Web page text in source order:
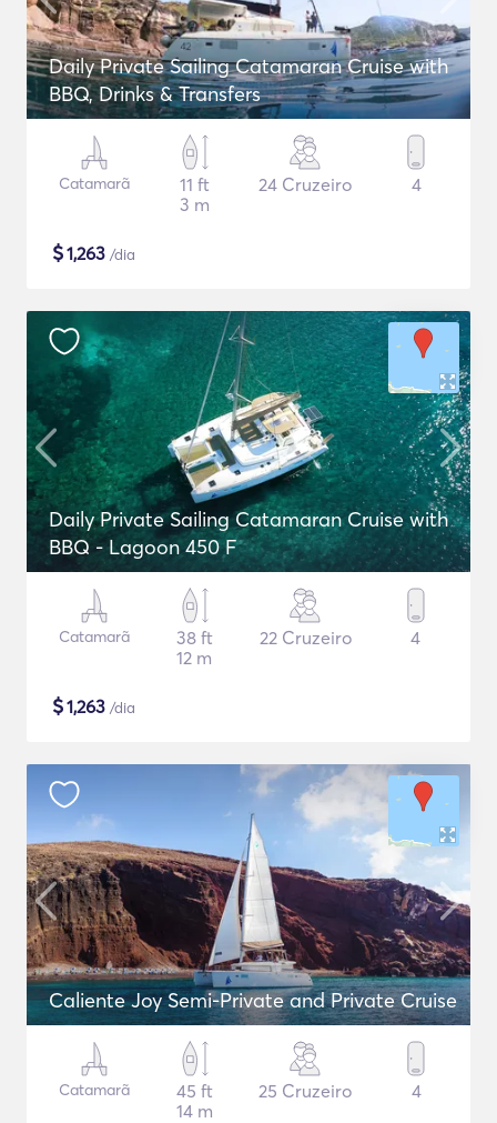
Daily Private Sailing Catamaran Cruise with
BBQ, Drinks & Transfers
Catamarã
11 ft
3 m
24 Cruzeiro 4
$1,263 /dia
Daily Private Sailing Catamaran Cruise with
BBQ - Lagoon 450 F
Catamarã
38 ft
12 m
22 Cruzeiro 4
$1,263 /dia
Caliente Joy Semi-Private and Private Cruise
Catamarã
45 ft
14 m
25 Cruzeiro 4